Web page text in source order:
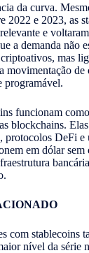
da curva.
2022 e 2023, as
e
a demanda não
mas
movimentação de
programável.
funcionam
blockchains.
protocolos DeFi e
em dólar sem
com stablecoins
nível da série